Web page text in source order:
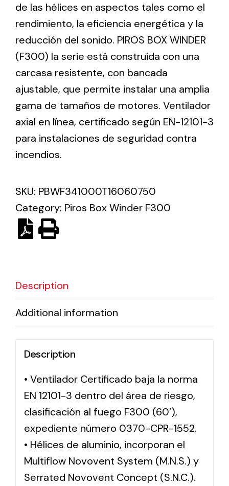
Iluminación Solar
Variedad de soluciones solares para todo tipo
de necesidades.
Solar lighting
Variety of solar solutions for all kinds of needs.
de las hélices en aspectos tales como el
rendimiento, la eficiencia energética y la
reducción del sonido. PIROS BOX WINDER
(F300) la serie está construida con una
carcasa resistente, con bancada
ajustable, que permite instalar una amplia
gama de tamaños de motores. Ventilador
axial en línea, certificado según EN-12101-3
para instalaciones de seguridad contra
incendios.
SKU: PBWF341000T16060750
Category: Piros Box Winder F300
Description
Additional information
Description
• Ventilador Certificado baja la norma
EN 12101-3 dentro del área de riesgo,
clasificación al fuego F300 (60′),
expediente número 0370-CPR-1552.
• Hélices de aluminio, incorporan el
Multiflow Novovent System (M.N.S.) y
Serrated Novovent Concept (S.N.C.).